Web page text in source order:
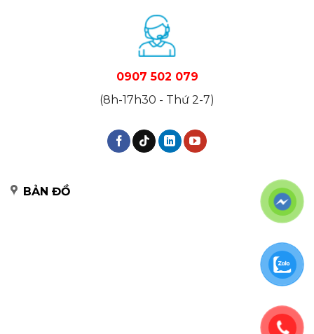
0907 502 079
(8h-17h30 - Thứ 2-7)
BẢN ĐỒ